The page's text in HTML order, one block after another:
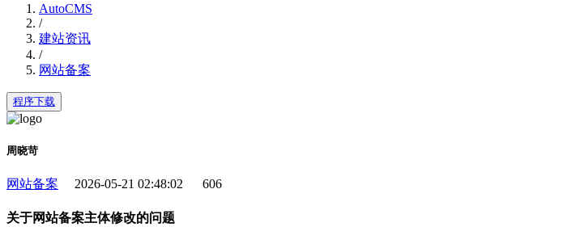
AutoCMS
/
建站资讯
/
网站备案
程序下载
周晓苛
网站备案 2026-05-21 02:48:02 606
关于网站备案主体修改的问题